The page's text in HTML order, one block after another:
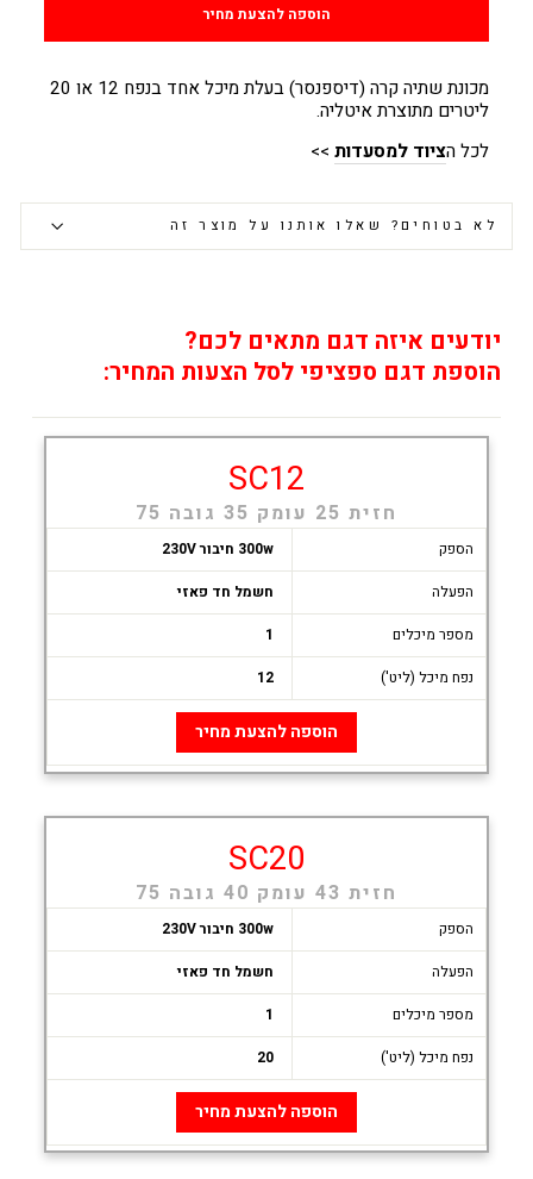
הוספה להצעת מחיר
מכונת שתיה קרה (דיספנסר) בעלת מיכל אחד בנפח 12 או 20
ליטרים מתוצרת איטליה.
לכל הציוד למסעדות >>
לא בטוחים? שאלו אותנו על מוצר זה
יודעים איזה דגם מתאים לכם?
הוספת דגם ספציפי לסל הצעות המחיר:
SC12
חזית 25 עומק 35 גובה 75
הספק
300w חיבור 230V
הפעלה
חשמל חד פאזי
מספר מיכלים
1
נפח מיכל (ליט')
12
הוספה להצעת מחיר
SC20
חזית 43 עומק 40 גובה 75
הספק
300w חיבור 230V
הפעלה
חשמל חד פאזי
מספר מיכלים
1
נפח מיכל (ליט')
20
הוספה להצעת מחיר